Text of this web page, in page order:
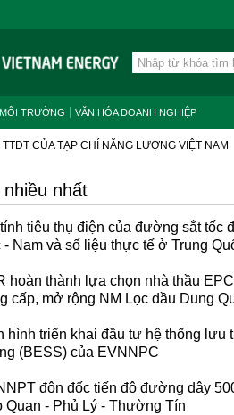
TRƯỜNG VĂN HÓA DOANH NGHIỆP
TTĐT CỦA TẠP CHÍ NĂNG LƯỢNG VIỆT NAM
nhiều nhất
tiêu thụ điện của đường sắt tốc
- Nam và số liệu thực tế ở Trung
hoàn thành lựa chọn nhà thầu
cấp, mở rộng NM Lọc dầu Dung
hình triển khai đầu tư hệ thống lưu
(BESS) của EVNNPC
đôn đốc tiến độ đường dây
Quan - Phủ Lý - Thường Tín